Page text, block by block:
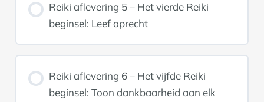
Reiki aflevering 5 – Het vierde Reiki
beginsel: Leef oprecht
Reiki aflevering 6 – Het vijfde Reiki
beginsel: Toon dankbaarheid aan elk